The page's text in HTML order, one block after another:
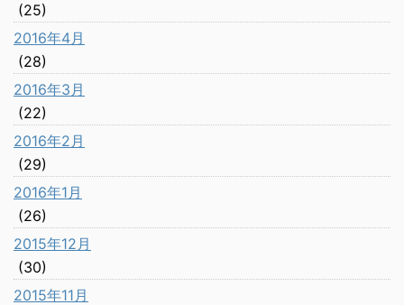
(25)
2016年4月
(28)
2016年3月
(22)
2016年2月
(29)
2016年1月
(26)
2015年12月
(30)
2015年11月